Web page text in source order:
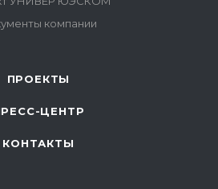
ПРОЕКТЫ
ЦЕНТР
КОНТАКТЫ